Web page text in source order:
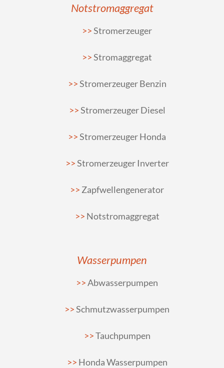
Notstromaggregat
Stromerzeuger
Stromaggregat
Stromerzeuger Benzin
Stromerzeuger Diesel
Stromerzeuger Honda
Stromerzeuger Inverter
Zapfwellengenerator
Notstromaggregat
Wasserpumpen
Abwasserpumpen
Schmutzwasserpumpen
Tauchpumpen
Honda Wasserpumpen